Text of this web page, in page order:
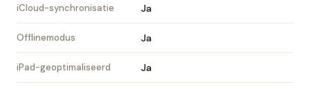
iCloud-synchronisatie Ja
Offlinemodus Ja
iPad-geoptimaliseerd Ja